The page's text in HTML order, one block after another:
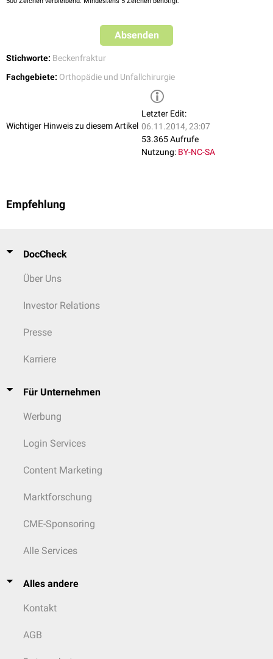
Absenden
Stichworte: Beckenfraktur
Fachgebiete: Orthopädie und Unfallchirurgie
Wichtiger Hinweis zu diesem Artikel
Letzter Edit:
06.11.2014, 23:07
53.365 Aufrufe
Nutzung: BY-NC-SA
Empfehlung
DocCheck
Über Uns
Investor Relations
Presse
Karriere
Für Unternehmen
Werbung
Login Services
Content Marketing
Marktforschung
CME-Sponsoring
Alle Services
Alles andere
Kontakt
AGB